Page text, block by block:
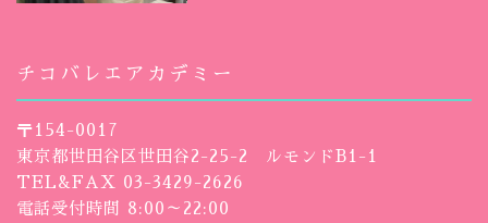
チコバレエアカデミー
〒154-0017
東京都世田谷区世田谷2-25-2 ルモンドB1-1
TEL&FAX 03-3429-2626
電話受付時間 8:00～22:00